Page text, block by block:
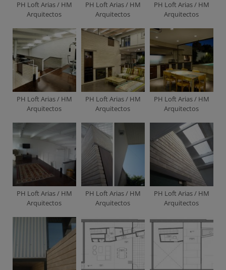
PH Loft Arias / HM
Arquitectos
PH Loft Arias / HM
Arquitectos
PH Loft Arias / HM
Arquitectos
PH Loft Arias / HM
Arquitectos
PH Loft Arias / HM
Arquitectos
PH Loft Arias / HM
Arquitectos
PH Loft Arias / HM
Arquitectos
PH Loft Arias / HM
Arquitectos
PH Loft Arias / HM
Arquitectos